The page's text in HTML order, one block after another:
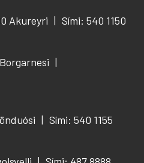
Akureyri
Sími: 540 1150
Sími: 540 1155